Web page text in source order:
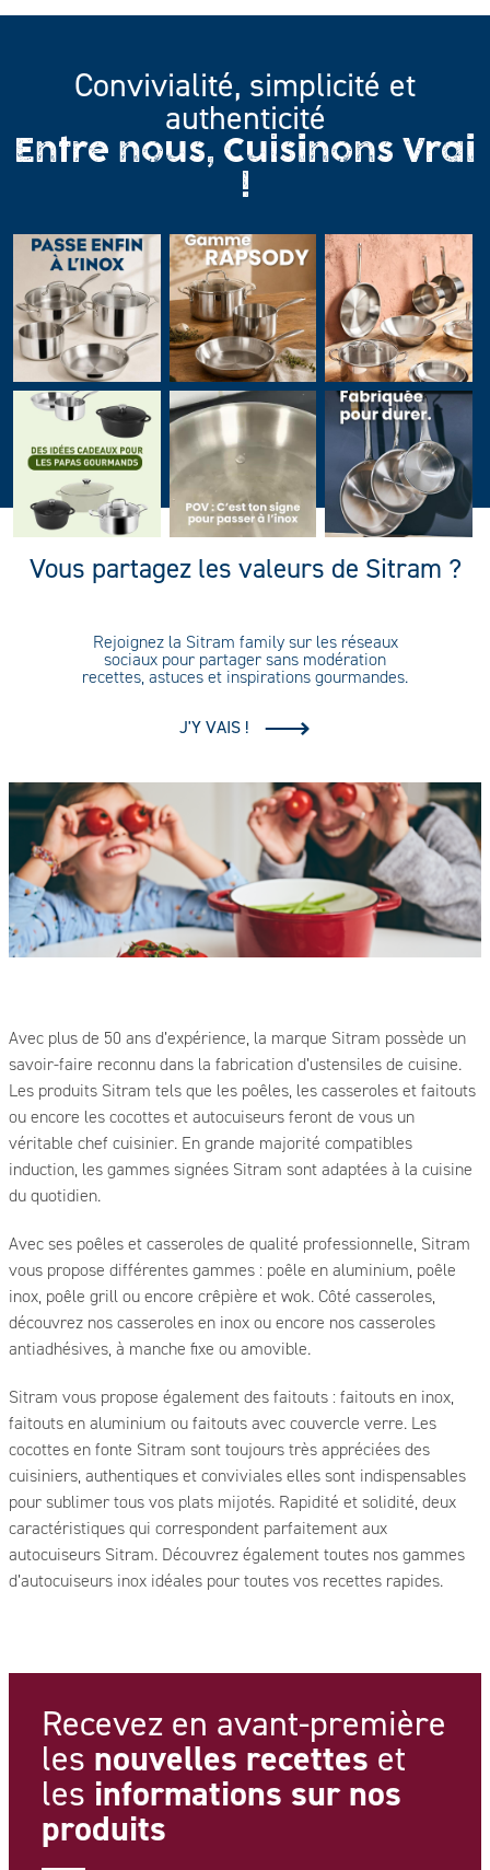
Convivialité, simplicité et
authenticité
Entre nous, Cuisinons Vrai
!
Vous partagez les valeurs de Sitram ?
Rejoignez la Sitram family sur les réseaux
sociaux pour partager sans modération
recettes, astuces et inspirations gourmandes.
J'Y VAIS !
Avec plus de 50 ans d’expérience, la marque Sitram possède un
savoir-faire reconnu dans la fabrication d’ustensiles de cuisine.
Les produits Sitram tels que les poêles, les casseroles et faitouts
ou encore les cocottes et autocuiseurs feront de vous un
véritable chef cuisinier. En grande majorité compatibles
induction, les gammes signées Sitram sont adaptées à la cuisine
du quotidien.
Avec ses poêles et casseroles de qualité professionnelle, Sitram
vous propose différentes gammes : poêle en aluminium, poêle
inox, poêle grill ou encore crêpière et wok. Côté casseroles,
découvrez nos casseroles en inox ou encore nos casseroles
antiadhésives, à manche fixe ou amovible.
Sitram vous propose également des faitouts : faitouts en inox,
faitouts en aluminium ou faitouts avec couvercle verre. Les
cocottes en fonte Sitram sont toujours très appréciées des
cuisiniers, authentiques et conviviales elles sont indispensables
pour sublimer tous vos plats mijotés. Rapidité et solidité, deux
caractéristiques qui correspondent parfaitement aux
autocuiseurs Sitram. Découvrez également toutes nos gammes
d’autocuiseurs inox idéales pour toutes vos recettes rapides.
Recevez en avant-première
les nouvelles recettes et
les informations sur nos
produits